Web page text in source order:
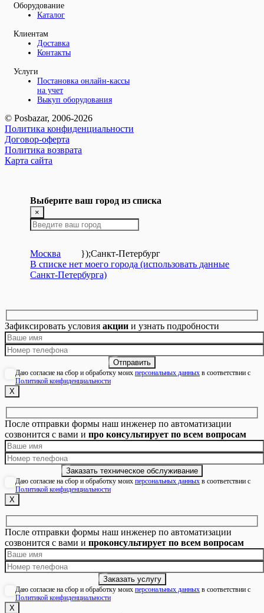
Оборудование
Каталог
Клиентам
Доставка
Контакты
Услуги
Постановка онлайн-кассы
на учет
Выкуп оборудования
© Posbazar, 2006-2026
Политика конфиденциальности
Договор-оферта
Политика возврата
Карта сайта
Выберите ваш город из списка
×
Москва });Санкт-Петербург
В списке нет моего города (использовать данные
Санкт-Петербурга)
Зафиксировать условия акции и узнать подробности
Даю согласие на сбор и обработку моих персональных данных в соответствии с
Политикой конфиденциальности
Х
После отправки формы наш инженер по автоматизации
созвонится с вами и про консультирует по всем вопросам
Даю согласие на сбор и обработку моих персональных данных в соответствии с
Политикой конфиденциальности
Х
После отправки формы наш инженер по автоматизации
созвонится с вами и проконсультирует по всем вопросам
Даю согласие на сбор и обработку моих персональных данных в соответствии с
Политикой конфиденциальности
Х